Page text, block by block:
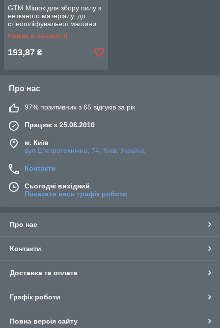
GTM Мішок для збору пилу з
нетканого матеріалу, до
стіношліфувальної машини
(жираф)
Немає в наявності
193,87 ₴
Про нас
97% позитивних з 65 відгуків за рік
Працює з 25.08.2010
м. Київ
вул.Елетротехнічна, 74, Київ, Україна
Контакти
Сьогодні вихідний
Показати весь графік роботи
Про нас
Контакти
Доставка та оплата
Графік роботи
Повна версія сайту